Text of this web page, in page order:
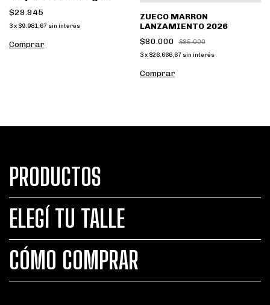
$29.945
3x $9.981,67 sin interés
Comprar
ZUECO MARRON
LANZAMIENTO 2026
$80.000
$85.000
3 x $26.666,67 sin interés
Comprar
PRODUCTOS
ELEGÍ TU TALLE
CÓMO COMPRAR